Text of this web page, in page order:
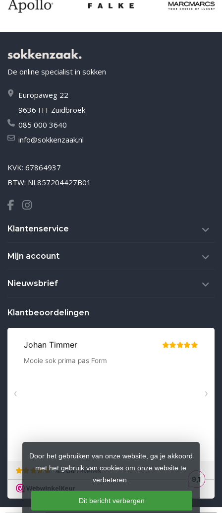
De online specialist in sokken
Europaweg 22
9636 HT Zuidbroek
085 000 3640
info@sokkenzaak.nl
KVK: 67864937
BTW: NL857204427B01
Klantenservice
Mijn account
Nieuwsbrief
Klantbeoordelingen
Door het gebruiken van onze website, ga je akkoord
met het gebruik van cookies om onze website te
verbeteren.
Dit bericht verbergen